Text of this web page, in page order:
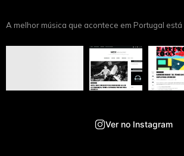
A melhor música que acontece em Portugal está
Ver no Instagram